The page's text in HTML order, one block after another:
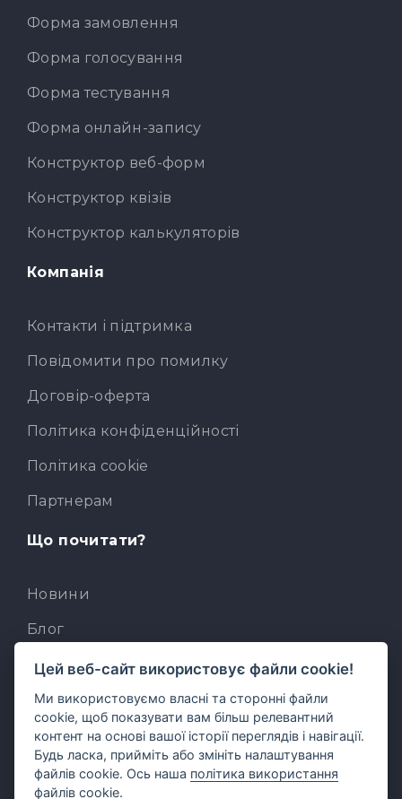
Форма замовлення
Форма голосування
Форма тестування
Форма онлайн-запису
Конструктор веб-форм
Конструктор квізів
Конструктор калькуляторів
Компанія
Контакти і підтримка
Повідомити про помилку
Договір-оферта
Політика конфіденційності
Політика cookie
Партнерам
Що почитати?
Новини
Блог
База знань
Для розробників
Вбудований AI-асистент
MCP для AI-клієнтів
Цей веб-сайт використовує файли cookie!
Ми використовуємо власні та сторонні файли
cookie, щоб показувати вам більш релевантний
контент на основі вашої історії переглядів і навігації.
Будь ласка, прийміть або змініть налаштування
файлів cookie. Ось наша політика використання
файлів cookie.